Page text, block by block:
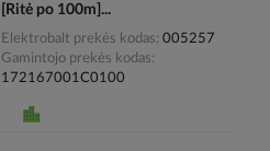
[Ritė po 100m]...
Elektrobalt prekės kodas 005257
Gamintojo prekės kodas
172167001C0100